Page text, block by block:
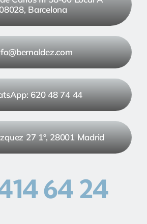
Barcelona
620 48 74 44
27 1º, 28001 Madrid
64 24